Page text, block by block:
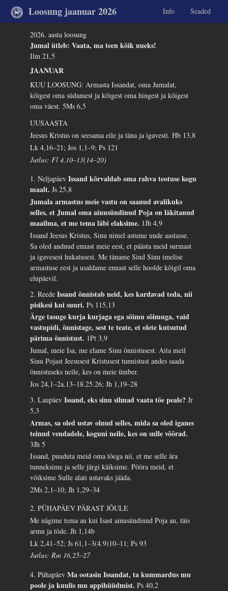
Loosung jaanuar 2026 Info Seaded
2026. aasta loosung
Jumal ütleb: Vaata, ma teen kõik uueks!
Ilm 21,5
JAANUAR
KUU LOOSUNG: Armasta Issandat, oma Jumalat,
kõigest oma südamest ja kõigest oma hingest ja kõigest
oma väest.5Ms 6,5
UUSAASTA
Jeesus Kristus on seesama eile ja täna ja igavesti.Hb 13,8
Lk 4,16–21; Jos 1,1–9; Ps 121
Jutlus: Fl 4,10–13(14–20)
1. NeljapäevIssand kõrvaldab oma rahva teotuse kogu
maalt.Js 25,8
Jumala armastus meie vastu on saanud avalikuks
selles, et Jumal oma ainusündinud Poja on läkitanud
maailma, et me tema läbi elaksime. 1Jh 4,9
Issand Jeesus Kristus, Sinu nimel astume uude aastasse.
Sa oled andnud ennast meie eest, et päästa meid surmast
ja igavesest hukatusest. Me täname Sind Sinu imelise
armastuse eest ja usaldame ennast selle hoolde kõigil oma
elupäevil.
2. ReedeIssand õnnistab neid, kes kardavad teda, nii
pisikesi kui suuri.Ps 115,13
Ärge tasuge kurja kurjaga ega sõimu sõimuga, vaid
vastupidi, õnnistage, sest te teate, et olete kutsutud
pärima õnnistust. 1Pt 3,9
Jumal, meie Isa, me elame Sinu õnnistusest. Aita meil
Sinu Pojast Jeesusest Kristusest tunnistust andes saada
õnnistuseks neile, kes on meie ümber.
Jos 24,1–2a.13–18.25.26; Jh 1,19–28
3. LaupäevIssand, eks sinu silmad vaata tõe peale?Jr
5,3
Armas, sa oled ustav olnud selles, mida sa oled iganes
teinud vendadele, koguni neile, kes on sulle võõrad.
3Jh 5
Issand, puuduta meid oma tõega nii, et me selle ära
tunneksime ja selle järgi käiksime. Pööra meid, et
võiksime Sulle alati ustavaks jääda.
2Ms 2,1–10; Jh 1,29–34
2. PÜHAPÄEV PÄRAST JÕULE
Me nägime tema au kui Isast ainusündinud Poja au, täis
armu ja tõde.Jh 1,14b
Lk 2,41–52; Js 61,1–3(4.9)10–11; Ps 93
Jutlus: Rm 16,25–27
4. PühapäevMa ootasin Issandat, ta kummardus mu
poole ja kuulis mu appihüüdmist.Ps 40,2